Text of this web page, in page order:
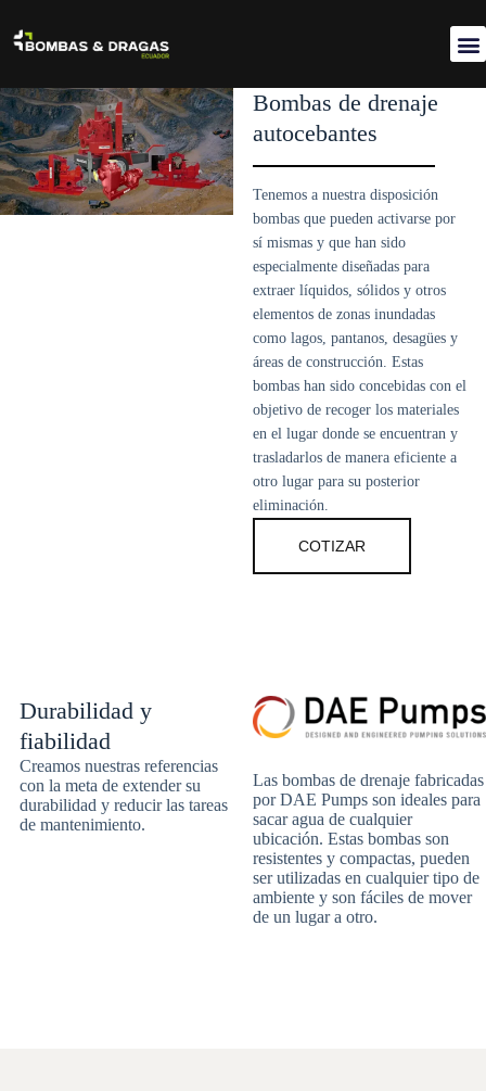
Bombas de drenaje
autocebantes
Tenemos a nuestra disposición
bombas que pueden activarse por
sí mismas y que han sido
especialmente diseñadas para
extraer líquidos, sólidos y otros
elementos de zonas inundadas
como lagos, pantanos, desagües y
áreas de construcción. Estas
bombas han sido concebidas con el
objetivo de recoger los materiales
en el lugar donde se encuentran y
trasladarlos de manera eficiente a
otro lugar para su posterior
eliminación.
COTIZAR
Durabilidad y
fiabilidad
Creamos nuestras referencias
con la meta de extender su
durabilidad y reducir las tareas
de mantenimiento.
Las bombas de drenaje fabricadas
por DAE Pumps son ideales para
sacar agua de cualquier
ubicación. Estas bombas son
resistentes y compactas, pueden
ser utilizadas en cualquier tipo de
ambiente y son fáciles de mover
de un lugar a otro.